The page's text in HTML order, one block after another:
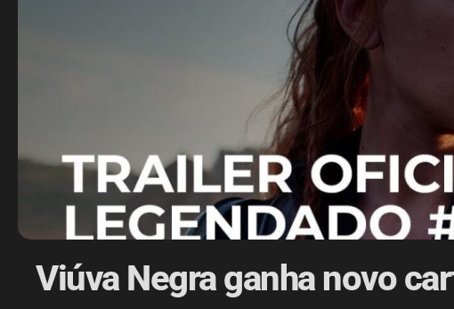
Viúva Negra ganha novo